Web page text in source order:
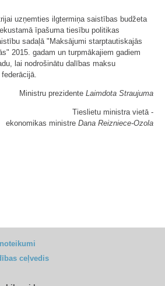
uzņemties ilgtermiņa saistības budžeta
īpašuma tiesību politikas
sadaļā "Maksājumi starptautiskajās
2015. gadam un turpmākajiem gadiem
lai nodrošinātu dalības maksu
Ministru prezidente Laimdota Straujuma
Tieslietu ministra vietā -
ekonomikas ministre Dana Reizniece-Ozola
ceļvedis